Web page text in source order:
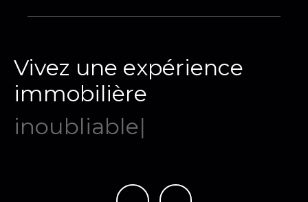
Vivez une expérience
immobilière
mémor|